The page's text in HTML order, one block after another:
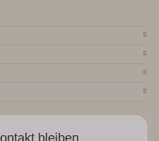
bleiben